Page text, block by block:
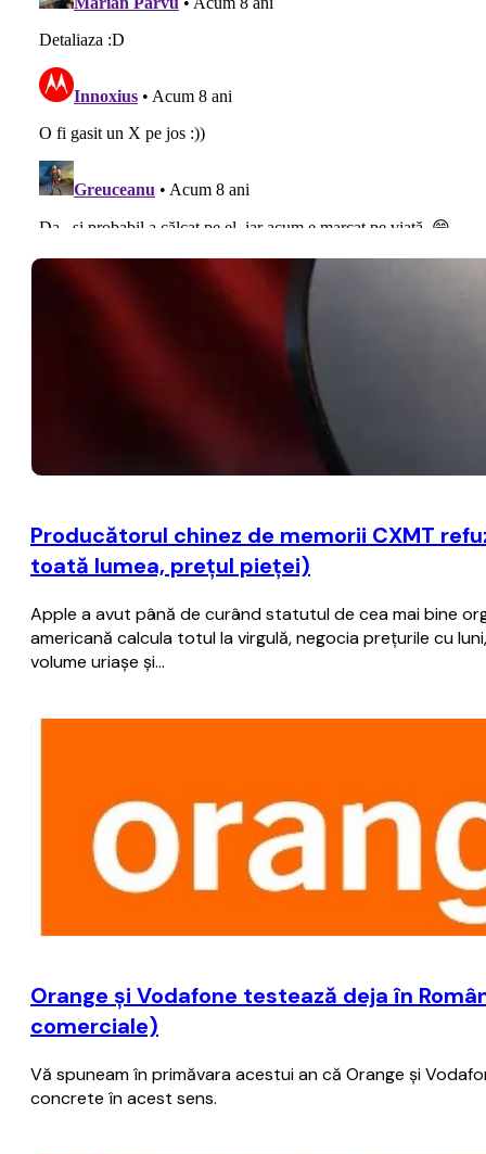
Producătorul chinez de memorii CXMT
toată lumea, preţul pieţei)
Apple a avut până de curând statutul de cea mai bine
americană calcula totul la virgulă, negocia preţurile cu
volume uriaşe şi…
Orange şi Vodafone testează deja în
comerciale)
Vă spuneam în primăvara acestui an că Orange şi
concrete în acest sens.